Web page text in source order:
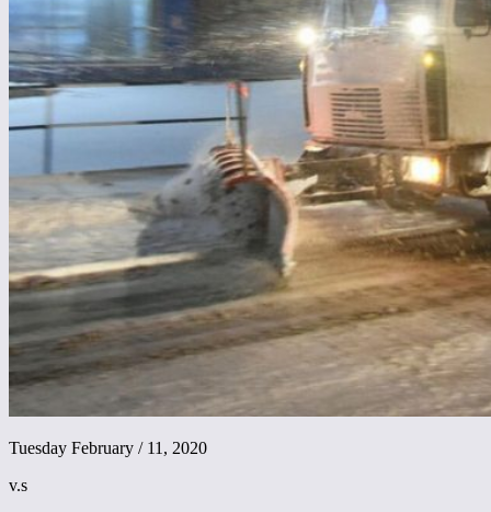
Tuesday February / 11, 2020
v.s